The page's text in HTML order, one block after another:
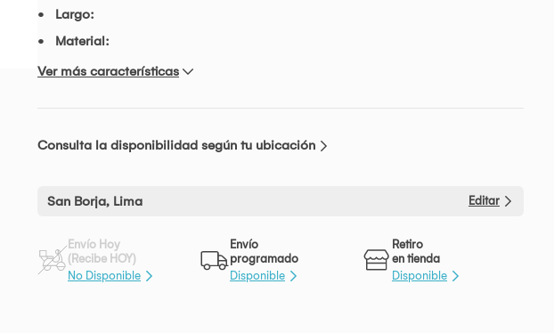
Largo:
Material:
Ver más características
Consulta la disponibilidad según tu ubicación
San Borja, Lima Editar
Envío Hoy
(Recibe HOY)
No Disponible
Envío
programado
Disponible
Retiro
en tienda
Disponible